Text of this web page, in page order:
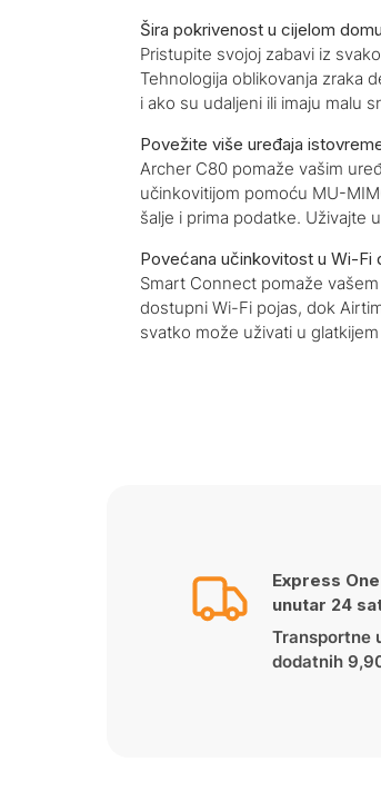
Šira pokrivenost u cijelom domu
Pristupite svojoj zabavi iz
Tehnologija oblikovanja zraka
i ako su udaljeni ili imaju malu
Povežite više uređaja
Archer C80 pomaže vašim
učinkovitijom pomoću MU-
šalje i prima podatke. Uživajte
Povećana učinkovitost u Wi-Fi
Smart Connect pomaže
dostupni Wi-Fi pojas, dok
svatko može uživati ​​u
Express
unutar 24
Transportne
dodatnih